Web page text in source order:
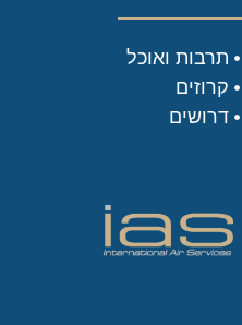
תרבות ואוכל
קרוזים
דרושים